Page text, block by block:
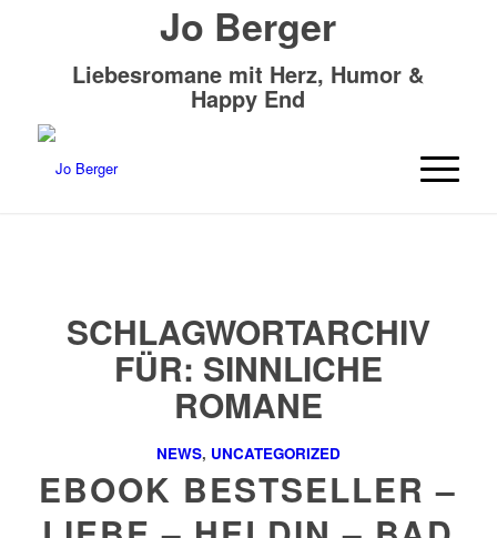
Jo Berger
Liebesromane mit Herz, Humor &
Happy End
SCHLAGWORTARCHIV
FÜR: SINNLICHE
ROMANE
NEWS, UNCATEGORIZED
EBOOK BESTSELLER –